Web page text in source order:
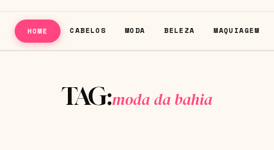
HOME CABELOS MODA BELEZA MAQUIAGEM
TAG:moda da bahia